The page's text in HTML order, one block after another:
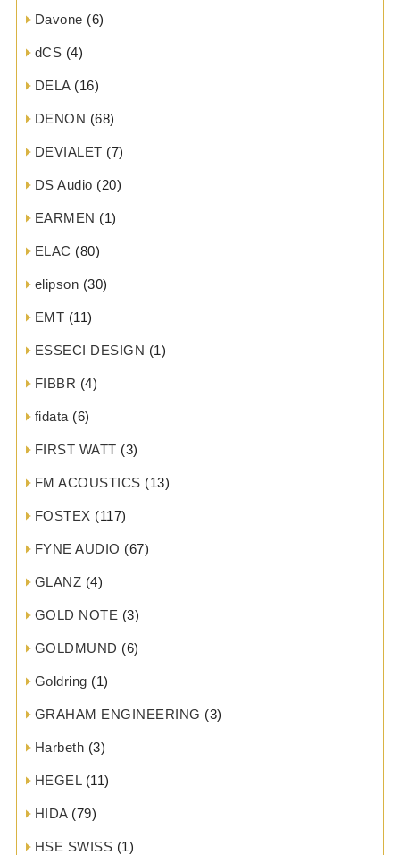
Davone (6)
dCS (4)
DELA(16)
DENON (68)
DEVIALET (7)
DS Audio (20)
EARMEN (1)
ELAC (80)
elipson (30)
EMT (11)
ESSECI DESIGN (1)
FIBBR (4)
fidata (6)
FIRST WATT (3)
FM ACOUSTICS (13)
FOSTEX (117)
FYNE AUDIO (67)
GLANZ (4)
GOLD NOTE (3)
GOLDMUND (6)
Goldring (1)
GRAHAM ENGINEERING (3)
Harbeth (3)
HEGEL(11)
HIDA(79)
HSE SWISS (1)